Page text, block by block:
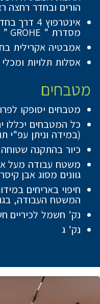
הורים ובחדר רחצה
אינטרפוץ
מסדרת ” GROHE ” או ש”ע
אמבטיה אקרילית
אסלות תלויות
מטבחים
מטבחים יסופקו לפרויקט ע”י 2
(במידה וניתן עפ”י
כיור בהתקנה שטוחה
גוונים מסוג אבן
המשטח העבודה, בגובה
נק’ חשמל לכיריים
נק’ ג
Content Slider